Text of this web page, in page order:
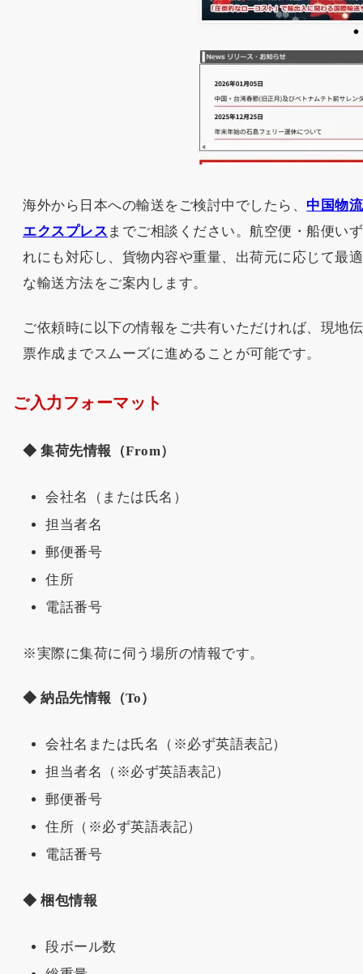
海外から日本への輸送をご検討中でしたら、 中国物流
エクスプレス までご相談ください。航空便・船便いず
れにも対応し、貨物内容や重量、出荷元に応じて最適
な輸送方法をご案内します。
ご依頼時に以下の情報をご共有いただければ、現地伝
票作成までスムーズに進めることが可能です。
ご入力フォーマット
◆ 集荷先情報（From）
会社名（または氏名）
担当者名
郵便番号
住所
電話番号
※実際に集荷に伺う場所の情報です。
◆ 納品先情報（To）
会社名または氏名（※必ず英語表記）
担当者名（※必ず英語表記）
郵便番号
住所（※必ず英語表記）
電話番号
◆ 梱包情報
段ボール数